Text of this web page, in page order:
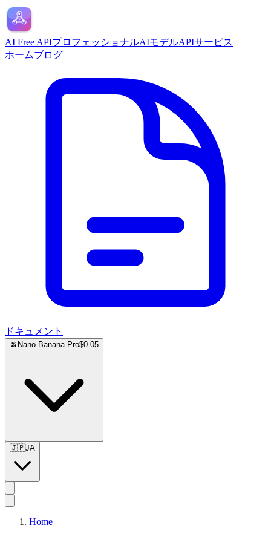
AI Free APIプロフェッショナルAIモデルAPIサービス
ホームブログ
ドキュメント
🍌 Nano Banana Pro$0.05
🇯🇵JA
Home